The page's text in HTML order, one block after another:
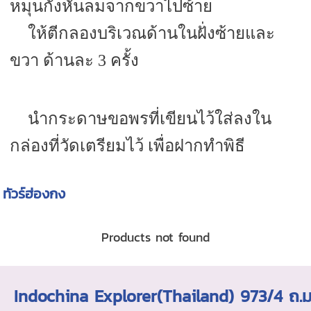
หมุนกังหันลมจากขวาไปซ้าย
ให้ตีกลองบริเวณด้านในฝั่งซ้ายและ
ขวา ด้านละ 3 ครั้ง
นำกระดาษขอพรที่เขียนไว้ใส่ลงใน
กล่องที่วัดเตรียมไว้ เพื่อฝากทำพิธี
ทัวร์ฮ่องกง
Products not found
Indochina Explorer(Thailand) 973/4